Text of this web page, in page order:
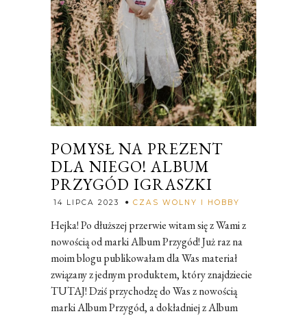
POMYSŁ NA PREZENT
DLA NIEGO! ALBUM
PRZYGÓD IGRASZKI
14 LIPCA 2023 CZAS WOLNY I HOBBY
Hejka! Po dłuższej przerwie witam się z Wami z
nowością od marki Album Przygód! Już raz na
moim blogu publikowałam dla Was materiał
związany z jednym produktem, który znajdziecie
TUTAJ! Dziś przychodzę do Was z nowością
marki Album Przygód, a dokładniej z Album